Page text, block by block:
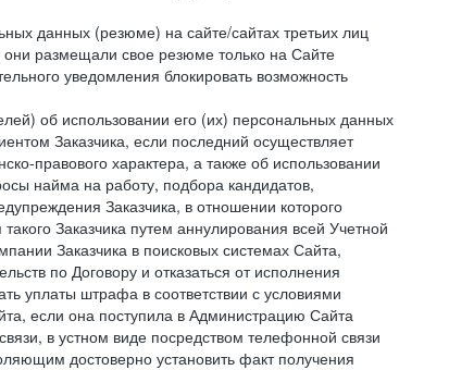
данных (резюме) на сайте/сайтах третьих лиц
размещали свое резюме только на Сайте
уведомления блокировать возможность
об использовании его (их) персональных данных
Заказчика, если последний осуществляет
правового характера, а также об использовании
найма на работу, подбора кандидатов,
Заказчика, в отношении которого
Заказчика путем аннулирования всей Учетной
Заказчика в поисковых системах Сайта,
по Договору и отказаться от исполнения
уплаты штрафа в соответствии с условиями
если она поступила в Администрацию Сайта
в устном виде посредством телефонной связи
достоверно установить факт получения